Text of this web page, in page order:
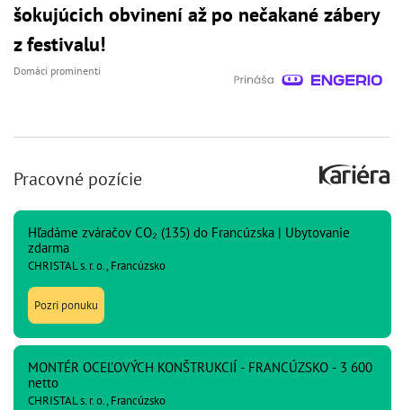
šokujúcich obvinení až po nečakané zábery
z festivalu!
Domáci prominenti
Pracovné pozície
Hľadáme zváračov CO₂ (135) do Francúzska | Ubytovanie
zdarma
CHRISTAL s. r. o., Francúzsko
Pozri ponuku
MONTÉR OCEĽOVÝCH KONŠTRUKCIÍ - FRANCÚZSKO - 3 600
netto
CHRISTAL s. r. o., Francúzsko